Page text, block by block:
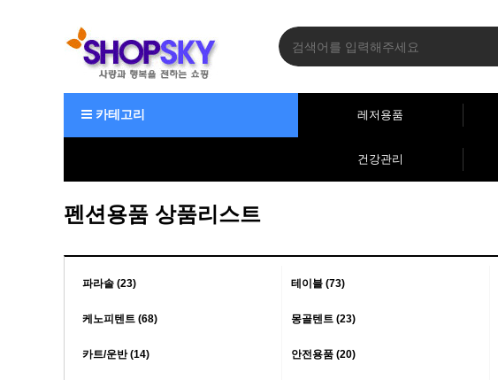
카테고리 레저용품
건강관리
펜션용품 상품리스트
파라솔 (23) 테이블 (73)
케노피텐트 (68) 몽골텐트 (23)
카트/운반 (14) 안전용품 (20)